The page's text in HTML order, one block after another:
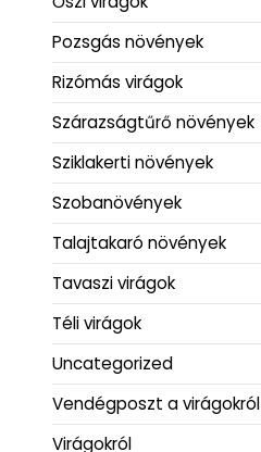
Pozsgás növények
Rizómás virágok
Szárazságtűrő növények
Sziklakerti növények
Szobanövények
Talajtakaró növények
Tavaszi virágok
Téli virágok
Uncategorized
Vendégposzt a virágokról
Virágokról